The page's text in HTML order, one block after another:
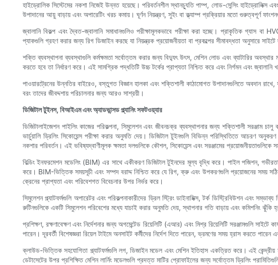
হাইড্রোলিক সিস্টেমের নকশা নিজেই উন্নত হয়েছে। পরিবর্তনশীল স্থানচ্যুতি পাম্প, লোড-সেন্সিং হাইড্রোলিক্স
উপাদানের আয়ু বাড়ায় এবং অপারেটিং খরচ কমায়। ঘূর্ণন নিয়ন্ত্রণ, সুইং বা ক্ল্যাম্প প্রক্রিয়ার মতো গুরুত্বপূর্ণ
জ্বালানি বিকল্প এবং দ্বৈত-জ্বালানি সমাধানগুলিও পরীক্ষামূলকভাবে পরীক্ষা করা হচ্ছে। প্রাকৃতিক গ্যাস বা
প্যাকগুলি গ্রহণ করার জন্য রিগ ডিজাইন করছে যা নিয়ন্ত্রক প্রয়োজনীয়তা বা প্রকল্পের সীমাবদ্ধতা অনুসারে
শক্তি ব্যবস্থাপনা ব্যবস্থাগুলি কর্মক্ষমতা সর্বোত্তম করার জন্য বিদ্যুৎ উৎস, মেশিন লোড এবং ব্যাটারির
করতে হবে তা নির্ধারণ করে। এই সামগ্রিক পদ্ধতিটি উচ্চ টর্কের প্রাপ্যতা নিশ্চিত করে এবং নির্গমন এবং জ্বালানি
পাওয়ারট্রেনের উন্নতির বাইরেও, বস্তুগত বিজ্ঞান হালকা এবং শক্তিশালী কাঠামোগত উপাদানগুলিতে অবদান
বরং তাদের জীবদ্দশায় পরিচালনার জন্য আরও সাশ্রয়ী।
ডিজিটাল টুইনস, বিআইএম এবং অ্যাডভান্সড প্ল্যানিং সফটওয়্যার
ডিজিটালাইজেশন পাইলিং কাজের পরিকল্পনা, সিমুলেশন এবং জীবনচক্র ব্যবস্থাপনার জন্য শক্তিশালী সরঞ্জাম
ভার্চুয়ালি ড্রিলিং সিকোয়েন্স পরীক্ষা করার অনুমতি দেয়। ডিজিটাল টুইনগুলি বিভিন্ন পরিস্থিতিতে আচরণ
নকশার পরিবর্তন। এই ভবিষ্যদ্বাণীমূলক ক্ষমতা দলগুলিকে কৌশল, সিকোয়েন্স এবং সরঞ্জামের
বিল্ডিং ইনফরমেশন মডেলিং (BIM) এর সাথে একীকরণ ডিজিটাল টুইনদের মূল্য বৃদ্ধি করে। পাইল পজিশন,
করে। BIM-ভিত্তিক সময়সূচী এবং সম্পদ বরাদ্দ নিশ্চিত করে যে রিগ, ক্রু এবং উপকরণগুলি প্রয়োজনের সময়
ক্রেনের প্রাপ্যতা এবং পরিবেশগত বিবেচনার উপর নির্ভর করে।
সিমুলেশন প্ল্যাটফর্মগুলি অপারেটর এবং পরিকল্পনাকারীদের ড্রিল স্ট্রিং ডাইনামিক্স, টর্ক ডিস্ট্রিবিউশন এবং
রুটিনগুলিকে একটি সিমুলেশন পরিবেশের মধ্যে যাচাই করার অনুমতি দেয়, স্থাপনার গতি বাড়ায় এবং কমিশনিং ঝুঁকি
প্রশিক্ষণ, রক্ষণাবেক্ষণ এবং নির্দেশনার জন্য অগমেন্টেড রিয়েলিটি (এআর) এবং মিশ্র রিয়েলিটি সরঞ্জামগুলি
পারেন। দূরবর্তী বিশেষজ্ঞরা রিয়েল টাইমে অনসাইট কর্মীদের নির্দেশ দিতে পারেন, ভ্রমণের সময় হ্রাস করতে
ক্লাউড-ভিত্তিক সহযোগিতা প্ল্যাটফর্মগুলি লগ, ডিজাইন মডেল এবং মেশিন ইতিহাস একত্রিত করে। এই
ডেটাসেটের উপর প্রশিক্ষিত মেশিন লার্নিং মডেলগুলি প্রদত্ত মাটির প্রোফাইলের জন্য সর্বোত্তম ড্রিলিং